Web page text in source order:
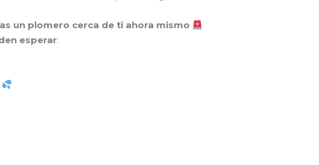
un plomero cerca de ti ahora mismo
esperar: